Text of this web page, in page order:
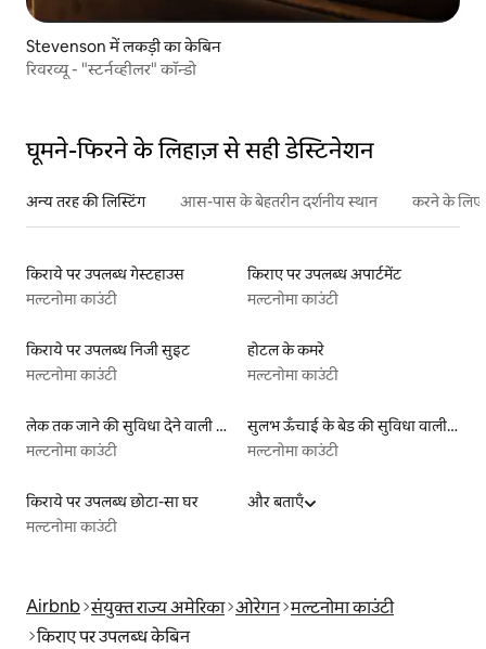
Stevenson में लकड़ी का केबिन
रिवरव्यू - "स्टर्नव्हीलर" कॉन्डो
घूमने-फिरने के लिहाज़ से सही डेस्टिनेशन
अन्य तरह की लिस्टिंग आस-पास के बेहतरीन दर्शनीय स्थान करने के लिए
किराये पर उपलब्ध गेस्टहाउस
मल्टनोमा काउंटी
किराए पर उपलब्ध अपार्टमेंट
मल्टनोमा काउंटी
किराये पर उपलब्ध निजी सुइट
मल्टनोमा काउंटी
होटल के कमरे
मल्टनोमा काउंटी
लेक तक जाने की सुविधा देने वाली किराये पर उपलब्ध लिस्टिंग
मल्टनोमा काउंटी
सुलभ ऊँचाई के बेड की सुविधा वाली किराये पर उपलब्ध लिस्टिंग
मल्टनोमा काउंटी
किराये पर उपलब्ध छोटा-सा घर
मल्टनोमा काउंटी
और बताएँ
Airbnb संयुक्त राज्य अमेरिका ओरेगन मल्टनोमा काउंटी
किराए पर उपलब्ध केबिन